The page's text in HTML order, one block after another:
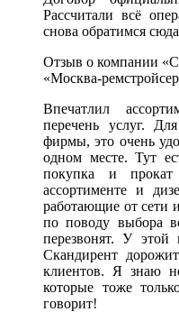
Рассчитали всё
снова обратимся
Отзыв о компании
«Москва-
Впечатлил
перечень услуг.
фирмы, это очень
одном месте. Тут
покупка и
ассортименте и
работающие от сети
по поводу выбора
перезвонят. У этой
Скандирент
клиентов. Я знаю
которые тоже
говорит!